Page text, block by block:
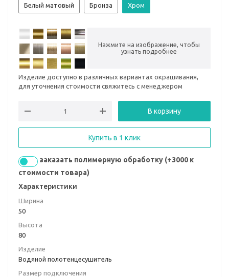
Белый матовый Бронза Хром
Нажмите на изображение, чтобы
узнать подробнее
Изделие доступно в различных вариантах окрашивания,
для уточнения стоимости свяжитесь с менеджером
В корзину
Купить в 1 клик
заказать полимерную обработку (+3000 к
стоимости товара)
Характеристики
Ширина
50
Высота
80
Изделие
Водяной полотенцесушитель
Размер подключения